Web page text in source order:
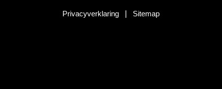
Privacyverklaring Sitemap